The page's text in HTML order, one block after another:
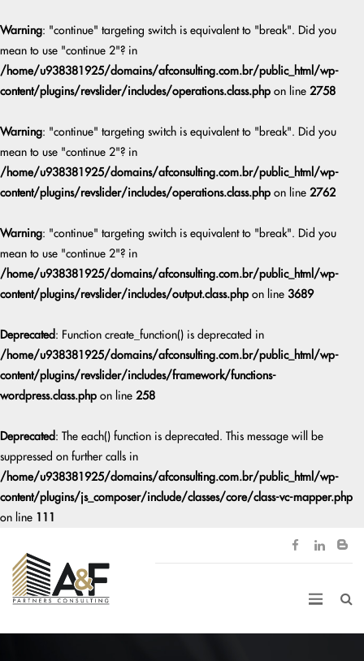
Warning: "continue" targeting switch is equivalent to "break". Did you
mean to use "continue 2"? in
/home/u938381925/domains/afconsulting.com.br/public_html/wp-
content/plugins/revslider/includes/operations.class.php on line 2758
Warning: "continue" targeting switch is equivalent to "break". Did you
mean to use "continue 2"? in
/home/u938381925/domains/afconsulting.com.br/public_html/wp-
content/plugins/revslider/includes/operations.class.php on line 2762
Warning: "continue" targeting switch is equivalent to "break". Did you
mean to use "continue 2"? in
/home/u938381925/domains/afconsulting.com.br/public_html/wp-
content/plugins/revslider/includes/output.class.php on line 3689
Deprecated : Function create_function() is deprecated in
/home/u938381925/domains/afconsulting.com.br/public_html/wp-
content/plugins/revslider/includes/framework/functions-
wordpress.class.php on line 258
Deprecated : The each() function is deprecated. This message will be
suppressed on further calls in
/home/u938381925/domains/afconsulting.com.br/public_html/wp-
content/plugins/js_composer/include/classes/core/class-vc-mapper.php
on line 111